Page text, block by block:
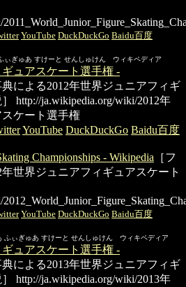
YouTube DuckDuckGo Baidu百度
ぃぎゅあ すけーと せんしゅけん ウィキペディア
ュアスケート選手権 -
典による2012年世界ジュニアフィギ
http://ja.wikipedia.org/wiki/2012年
ケート選手権
YouTube DuckDuckGo Baidu百度
Championships - Wikipedia ［フ
世界ジュニアフィギュアスケート
YouTube DuckDuckGo Baidu百度
ふぃぎゅあ すけーと せんしゅけん ウィキペディア
ュアスケート選手権 -
典による2013年世界ジュニアフィギ
http://ja.wikipedia.org/wiki/2013年